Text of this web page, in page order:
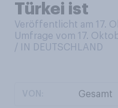
Türkei ist
Veröffentlicht am 17.
Umfrage vom 17.
/ IN DEUTSCHLAND